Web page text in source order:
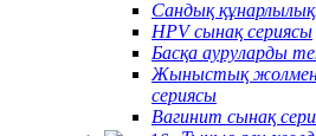
Сандық
HPV сынақ сериясы
Басқа ауруларды
Жыныстық жолмен
сериясы
Вагинит сынақ